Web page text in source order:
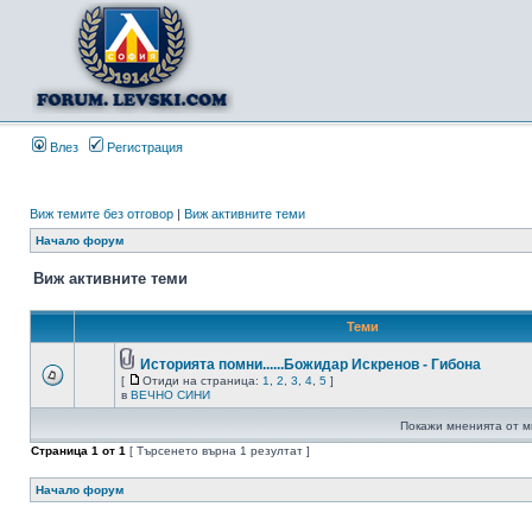
Влез Регистрация
Виж темите без отговор | Виж активните теми
Начало форум
Виж активните теми
Теми
Историята помни......Божидар Искренов - Гибона
[ Отиди на страница: 1 2 3 4 5 ]
в ВЕЧНО СИНИ
Покажи мненията от
Страница 1 от 1 [ Търсенето върна 1 резултат ]
Начало форум